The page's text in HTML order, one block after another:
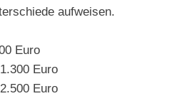
aufweisen.
Euro
Euro
Euro